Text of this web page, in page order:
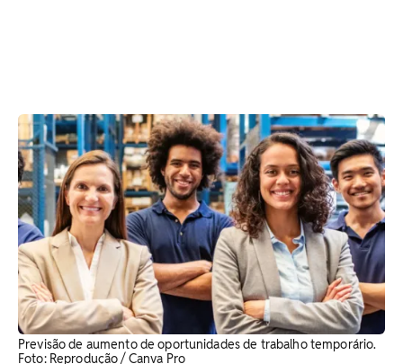
Previsão de aumento de oportunidades de trabalho temporário.
Foto: Reprodução / Canva Pro